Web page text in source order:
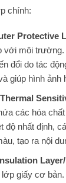
chính:
Protective
với môi
đổi do tác
giúp hình ảnh
các hóa
độ nhất định,
tạo ra nội
giấy cơ